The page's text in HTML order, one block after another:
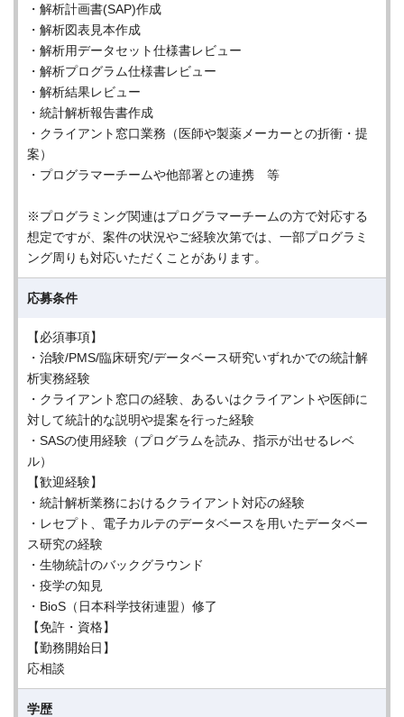
・解析計画書(SAP)作成
・解析図表見本作成
・解析用データセット仕様書レビュー
・解析プログラム仕様書レビュー
・解析結果レビュー
・統計解析報告書作成
・クライアント窓口業務（医師や製薬メーカーとの折衝・提
案）
・プログラマーチームや他部署との連携 等
※プログラミング関連はプログラマーチームの方で対応する
想定ですが、案件の状況やご経験次第では、一部プログラミ
ング周りも対応いただくことがあります。
応募条件
【必須事項】
・治験/PMS/臨床研究/データベース研究いずれかでの統計解
析実務経験
・クライアント窓口の経験、あるいはクライアントや医師に
対して統計的な説明や提案を行った経験
・SASの使用経験（プログラムを読み、指示が出せるレベ
ル）
【歓迎経験】
・統計解析業務におけるクライアント対応の経験
・レセプト、電子カルテのデータベースを用いたデータベー
ス研究の経験
・生物統計のバックグラウンド
・疫学の知見
・BioS（日本科学技術連盟）修了
【免許・資格】
【勤務開始日】
応相談
学歴